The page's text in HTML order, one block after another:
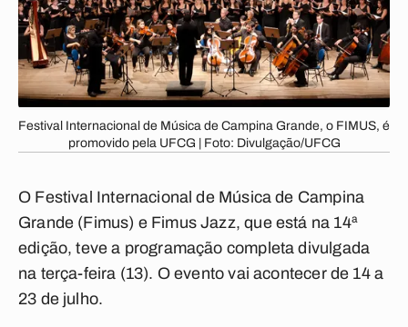
Festival Internacional de Música de Campina Grande, o FIMUS, é
promovido pela UFCG | Foto: Divulgação/UFCG
O Festival Internacional de Música de Campina
Grande (Fimus) e Fimus Jazz, que está na 14ª
edição, teve a programação completa divulgada
na terça-feira (13). O evento vai acontecer de 14 a
23 de julho.